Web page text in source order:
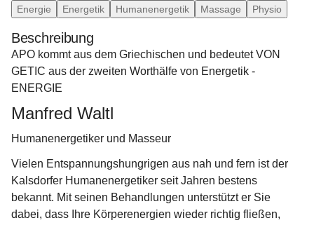
Energie Energetik Humanenergetik Massage Physio
Beschreibung
APO kommt aus dem Griechischen und bedeutet VON
GETIC aus der zweiten Worthälfe von Energetik -
ENERGIE
Manfred Waltl
Humanenergetiker und Masseur
Vielen Entspannungshungrigen aus nah und fern ist der
Kalsdorfer Humanenergetiker seit Jahren bestens
bekannt. Mit seinen Behandlungen unterstützt er Sie
dabei, dass Ihre Körperenergien wieder richtig fließen,